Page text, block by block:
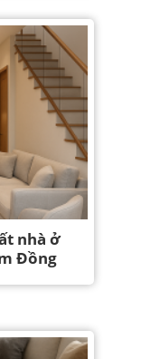
nhà ở
Đồng